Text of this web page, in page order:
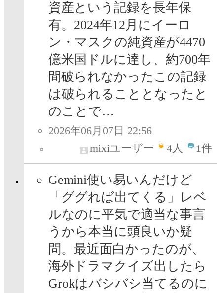
資産という記録を長年保
有。2024年12月にイーロ
ン・マスクの純資産が4470
億米国ドルに達し、約700年
間破られなかったこの記録
は破られることとなったと
のことで…
2026年06月07日 22:56
mixiユーザー
4人 1件
Gemini使い易いんだけど
「ググれば出てくる」レベ
ルなのに平気で適当な事言
うから本当に頭良いか疑
問。最近面白かったのが、
海外ドラマクイズ出したら
Grokはバシバシ当てるのに